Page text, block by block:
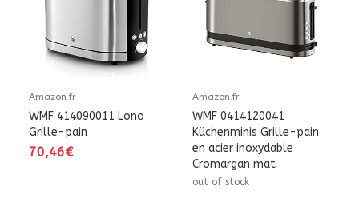
Amazon.fr
WMF 414090011 Lono
Grille-pain
70,46€
Amazon.fr
WMF 0414120041
Küchenminis Grille-pain
en acier inoxydable
Cromargan mat
out of stock